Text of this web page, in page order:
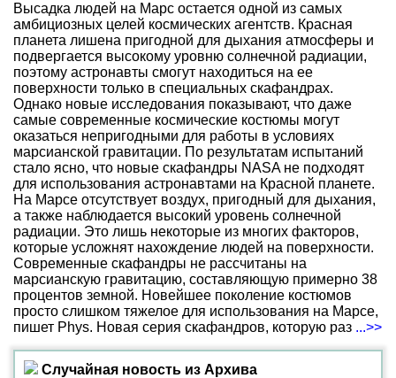
Высадка людей на Марс остается одной из самых
амбициозных целей космических агентств. Красная
планета лишена пригодной для дыхания атмосферы и
подвергается высокому уровню солнечной радиации,
поэтому астронавты смогут находиться на ее
поверхности только в специальных скафандрах.
Однако новые исследования показывают, что даже
самые современные космические костюмы могут
оказаться непригодными для работы в условиях
марсианской гравитации. По результатам испытаний
стало ясно, что новые скафандры NASA не подходят
для использования астронавтами на Красной планете.
На Марсе отсутствует воздух, пригодный для дыхания,
а также наблюдается высокий уровень солнечной
радиации. Это лишь некоторые из многих факторов,
которые усложнят нахождение людей на поверхности.
Современные скафандры не рассчитаны на
марсианскую гравитацию, составляющую примерно 38
процентов земной. Новейшее поколение костюмов
просто слишком тяжелое для использования на Марсе,
пишет Phys. Новая серия скафандров, которую раз ...>>
Случайная новость из Архива